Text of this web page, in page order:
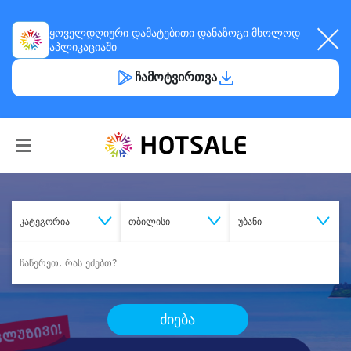
ყოველდღიური დამატებითი დანაზოგი მხოლოდ
აპლიკაციაში
ჩამოტვირთვა
კატეგორია თბილისი უბანი
ძიება